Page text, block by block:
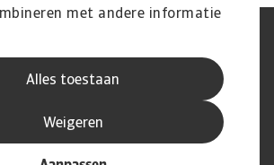
met andere informatie
basis van uw gebruik van hun
Alles toestaan
Weigeren
Juridische informatie